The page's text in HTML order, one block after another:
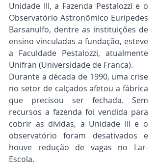
Unidade III, a Fazenda Pestalozzi e o
Observatório Astronômico Eurípedes
Barsanulfo, dentre as instituições de
ensino vinculadas a fundação, esteve
a Faculdade Pestalozzi, atualmente
Unifran (Universidade de Franca).
Durante a década de 1990, uma crise
no setor de calçados afetou a fábrica
que precisou ser fechada. Sem
recursos a fazenda foi vendida para
cobrir as dívidas, a Unidade III e o
observatório foram desativados e
houve redução de vagas no Lar-
Escola.